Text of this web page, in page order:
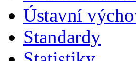
Ústavní
Standardy